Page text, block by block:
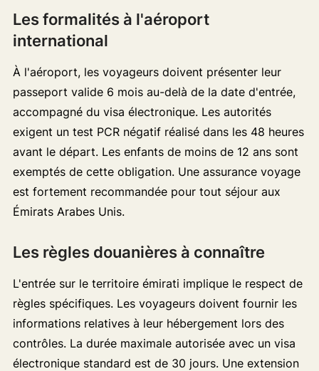
Les formalités à l'aéroport
international
À l'aéroport, les voyageurs doivent présenter leur
passeport valide 6 mois au-delà de la date d'entrée,
accompagné du visa électronique. Les autorités
exigent un test PCR négatif réalisé dans les 48 heures
avant le départ. Les enfants de moins de 12 ans sont
exemptés de cette obligation. Une assurance voyage
est fortement recommandée pour tout séjour aux
Émirats Arabes Unis.
Les règles douanières à connaître
L'entrée sur le territoire émirati implique le respect de
règles spécifiques. Les voyageurs doivent fournir les
informations relatives à leur hébergement lors des
contrôles. La durée maximale autorisée avec un visa
électronique standard est de 30 jours. Une extension